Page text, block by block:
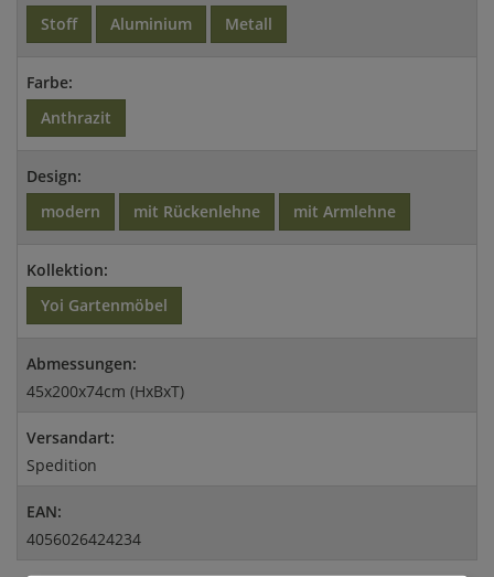
Stoff
Aluminium Metall
Farbe:
Anthrazit
Design:
modern
mit Rückenlehne mit Armlehne
Kollektion:
Yoi Gartenmöbel
Abmessungen:
45x200x74cm (HxBxT)
Versandart:
Spedition
EAN:
4056026424234